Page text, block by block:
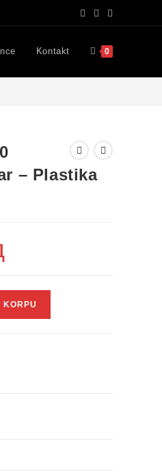
Kontakt 0
– Plastika
KORPU